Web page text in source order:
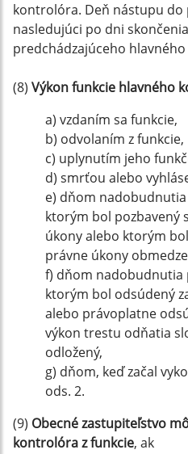
kontrolóra. Deň nástupu do
nasledujúci po dni
predchádzajúceho
(8) Výkon funkcie hlavného
a) vzdaním sa funkcie,
b) odvolaním z funkcie,
c) uplynutím jeho
d) smrťou alebo
e) dňom
ktorým bol pozbavený
úkony alebo ktorým
právne úkony
f) dňom
ktorým bol odsúdený
alebo právoplatne
výkon trestu odňatia
odložený,
g) dňom, keď začal
ods. 2.
(9) Obecné zastupiteľstvo
kontrolóra z funkcie, ak